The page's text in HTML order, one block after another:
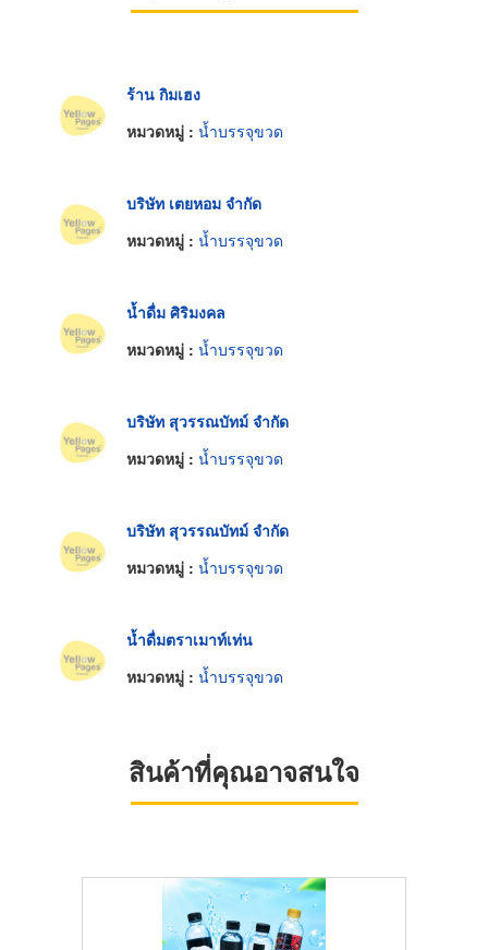
ร้าน กิมเฮง
หมวดหมู่ : น้ำบรรจุขวด
บริษัท เตยหอม จำกัด
หมวดหมู่ : น้ำบรรจุขวด
น้ำดื่ม ศิริมงคล
หมวดหมู่ : น้ำบรรจุขวด
บริษัท สุวรรณบัทม์ จำกัด
หมวดหมู่ : น้ำบรรจุขวด
บริษัท สุวรรณบัทม์ จำกัด
หมวดหมู่ : น้ำบรรจุขวด
น้ำดื่มตราเมาท์เท่น
หมวดหมู่ : น้ำบรรจุขวด
สินค้าที่คุณอาจสนใจ